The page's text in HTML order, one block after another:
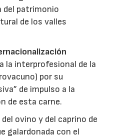
del patrimonio
de los valles
la interprofesional de la
por su
de impulso a la
de esta carne.
ovino y del caprino de
galardonada con el